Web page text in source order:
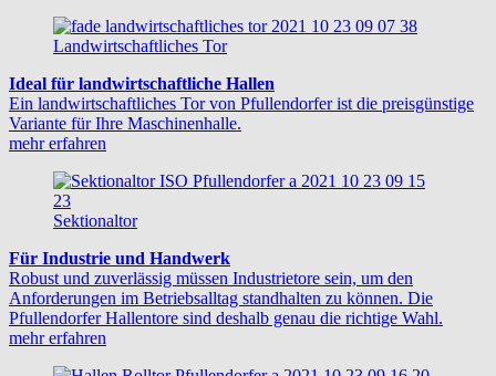
Landwirtschaftliches Tor
Ideal für landwirtschaftliche Hallen
Ein landwirtschaftliches Tor von Pfullendorfer ist die preisgünstige
Variante für Ihre Maschinenhalle.
mehr erfahren
Sektionaltor
Für Industrie und Handwerk
Robust und zuverlässig müssen Industrietore sein, um den
Anforderungen im Betriebsalltag standhalten zu können. Die
Pfullendorfer Hallentore sind deshalb genau die richtige Wahl.
mehr erfahren